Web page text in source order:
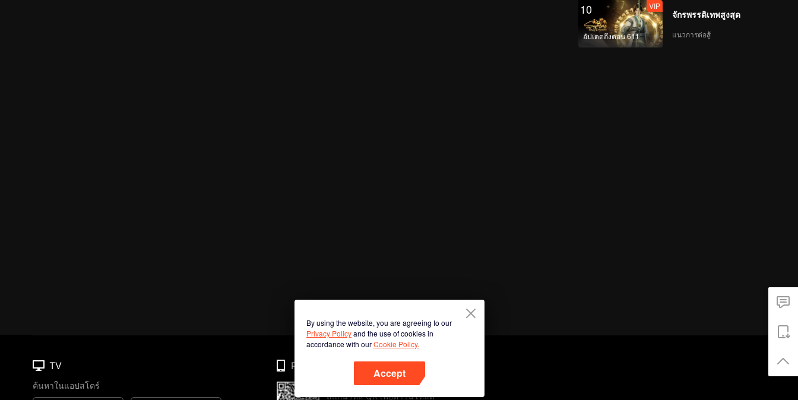
10
อัปเดตถึงตอน 611
VIP
จักรพรรดิเทพสูงสุด
แนวการต่อสู้
By using the website, you are agreeing to our
Privacy Policyand the use of cookies in
accordance with ourCookie Policy.
Accept
TV
ค้นหาในแอปสโตร์
Phone
สแกนรหัส QR เพื่อดาวน์โหลด